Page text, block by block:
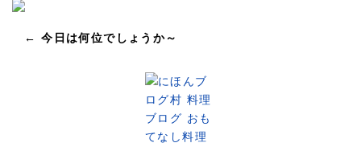
← 今日は何位でしょうか～